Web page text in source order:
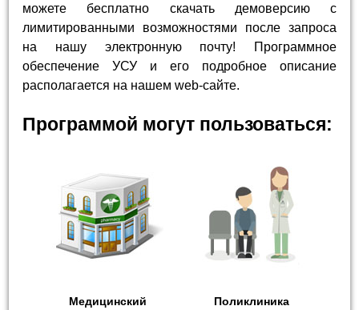
можете бесплатно скачать демоверсию с
лимитированными возможностями после запроса
на нашу электронную почту! Программное
обеспечение УСУ и его подробное описание
располагается на нашем web-сайте.
Программой могут пользоваться:
Медицинский
Поликлиника